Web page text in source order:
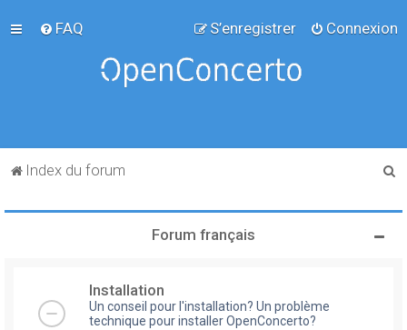
FAQ Connexion
S’enregistrer
Index du forum
Forum français
Installation
Un conseil pour l'installation? Un problème
technique pour installer OpenConcerto?